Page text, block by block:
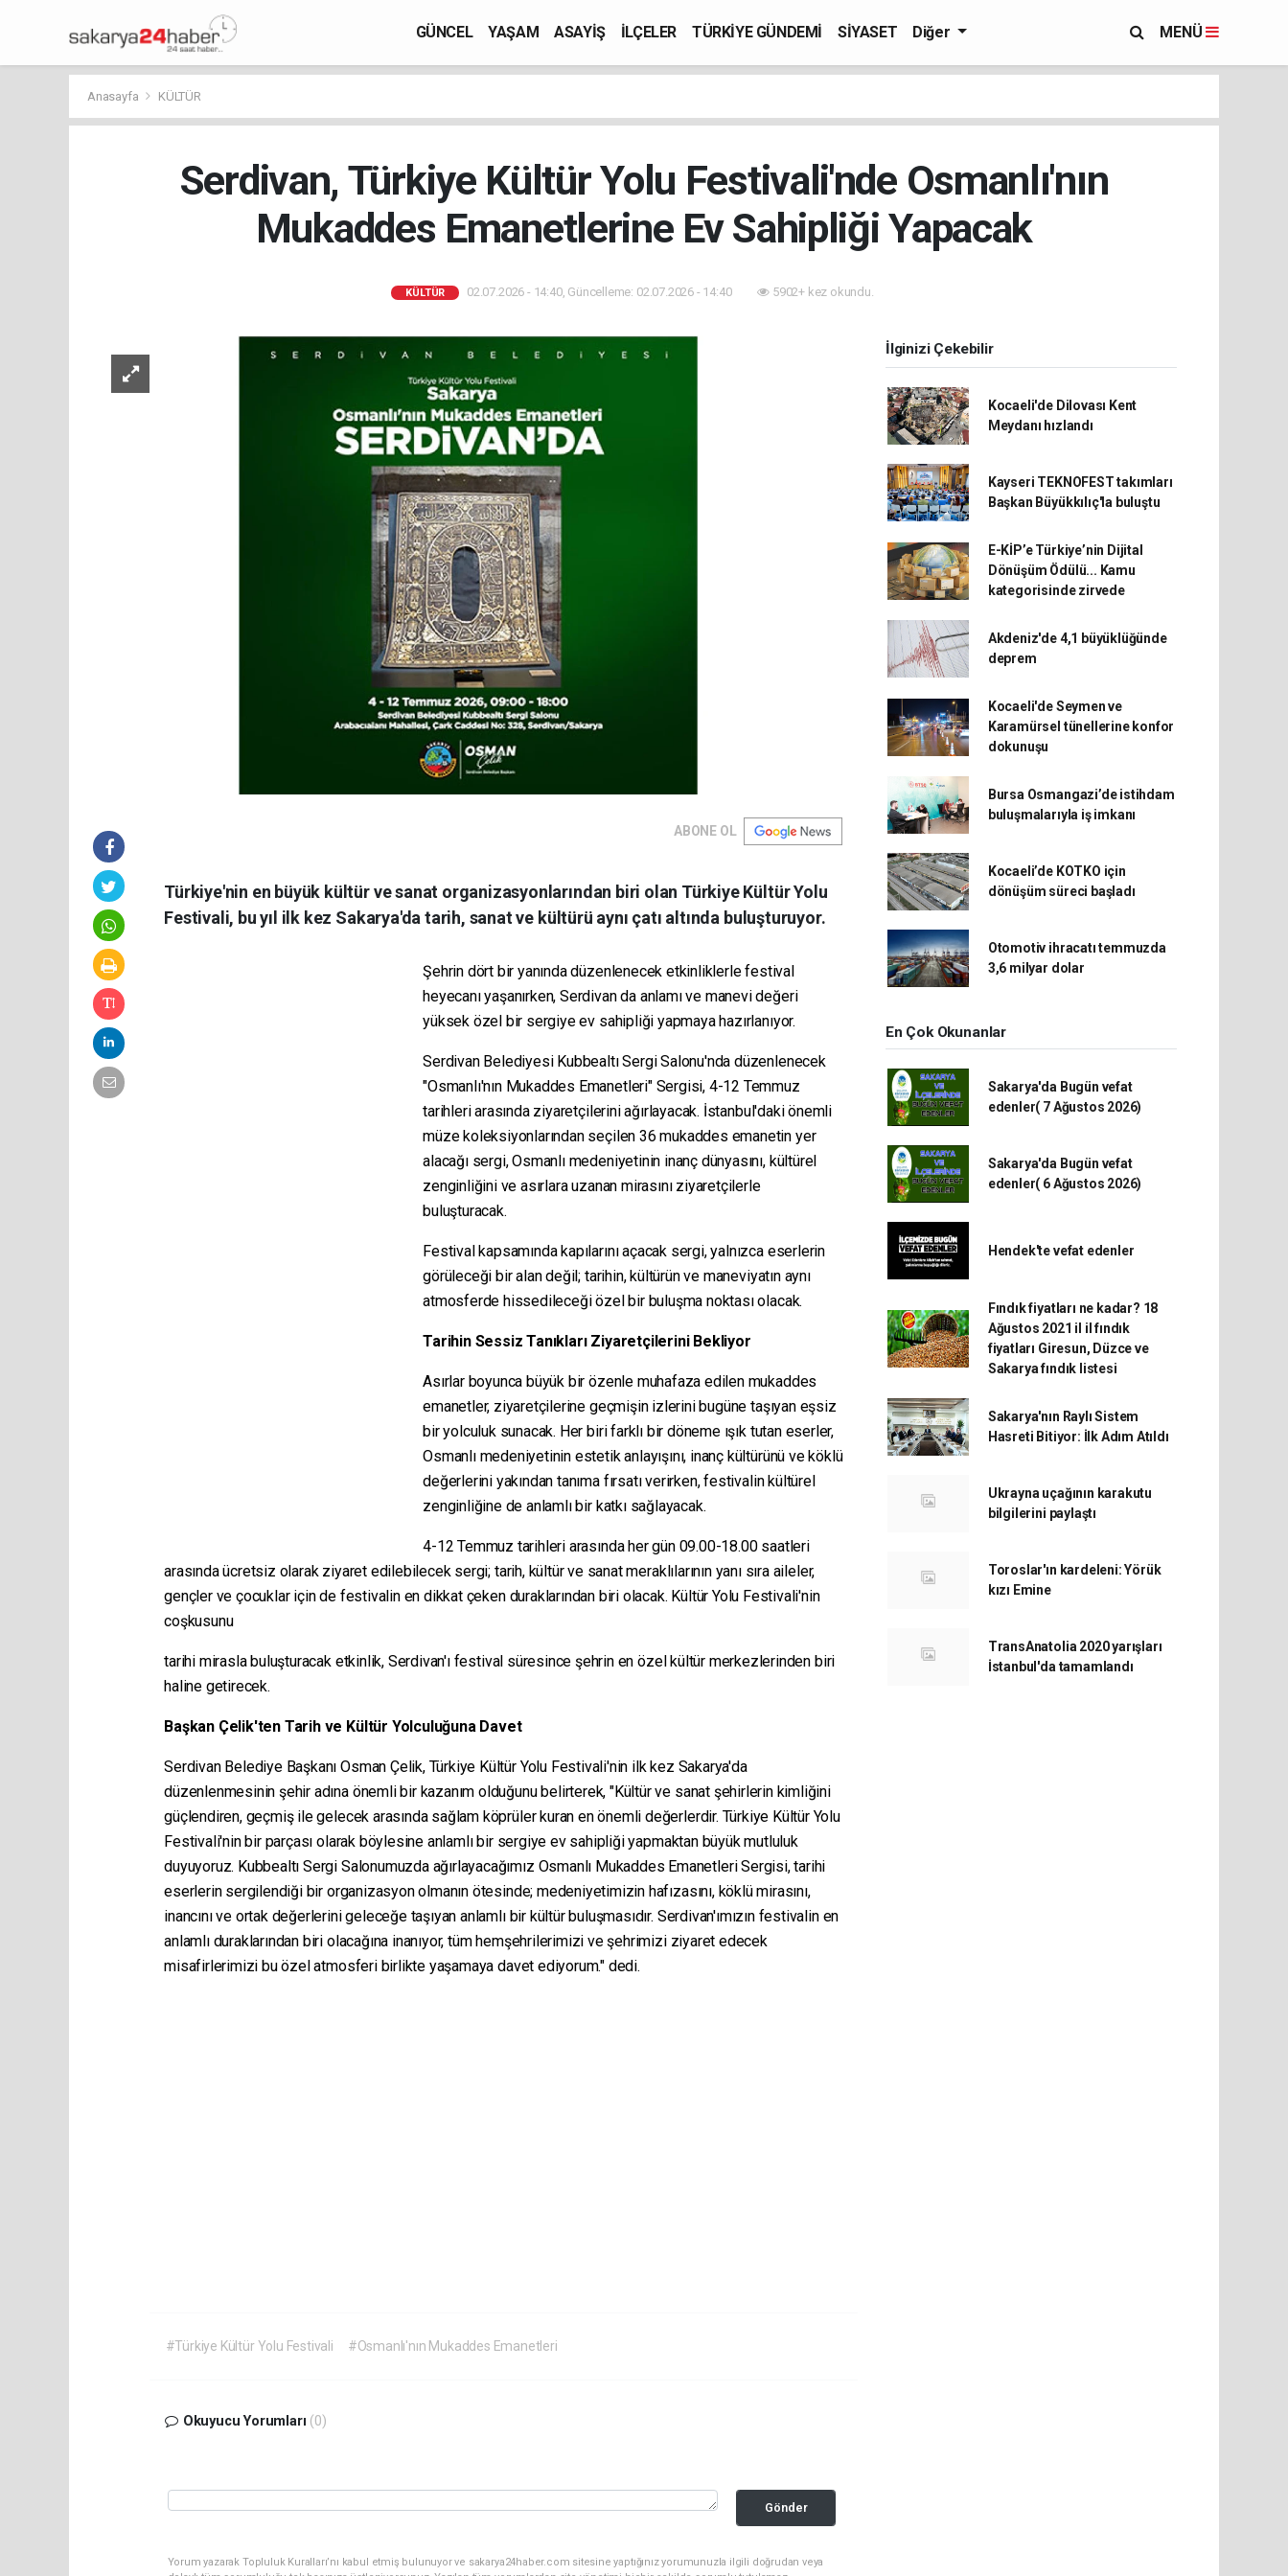
GÜNCEL YAŞAM ASAYİŞ İLÇELER TÜRKİYE GÜNDEMİ SİYASET Diğer MENÜ
Anasayfa KÜLTÜR
Serdivan, Türkiye Kültür Yolu Festivali'nde Osmanlı'nın
Mukaddes Emanetlerine Ev Sahipliği Yapacak
KÜLTÜR 02.07.2026 - 14:40, Güncelleme: 02.07.2026 - 14:40 5902+ kez okundu.
ABONE OL
Türkiye'nin en büyük kültür ve sanat organizasyonlarından biri olan Türkiye Kültür Yolu
Festivali, bu yıl ilk kez Sakarya'da tarih, sanat ve kültürü aynı çatı altında buluşturuyor.
Şehrin dört bir yanında düzenlenecek etkinliklerle festival
heyecanı yaşanırken, Serdivan da anlamı ve manevi değeri
yüksek özel bir sergiye ev sahipliği yapmaya hazırlanıyor.
Serdivan Belediyesi Kubbealtı Sergi Salonu'nda düzenlenecek
"Osmanlı'nın Mukaddes Emanetleri" Sergisi, 4-12 Temmuz
tarihleri arasında ziyaretçilerini ağırlayacak. İstanbul'daki önemli
müze koleksiyonlarından seçilen 36 mukaddes emanetin yer
alacağı sergi, Osmanlı medeniyetinin inanç dünyasını, kültürel
zenginliğini ve asırlara uzanan mirasını ziyaretçilerle
buluşturacak.
Festival kapsamında kapılarını açacak sergi, yalnızca eserlerin
görüleceği bir alan değil; tarihin, kültürün ve maneviyatın aynı
atmosferde hissedileceği özel bir buluşma noktası olacak.
Tarihin Sessiz Tanıkları Ziyaretçilerini Bekliyor
Asırlar boyunca büyük bir özenle muhafaza edilen mukaddes
emanetler, ziyaretçilerine geçmişin izlerini bugüne taşıyan eşsiz
bir yolculuk sunacak. Her biri farklı bir döneme ışık tutan eserler,
Osmanlı medeniyetinin estetik anlayışını, inanç kültürünü ve köklü
değerlerini yakından tanıma fırsatı verirken, festivalin kültürel
zenginliğine de anlamlı bir katkı sağlayacak.
4-12 Temmuz tarihleri arasında her gün 09.00-18.00 saatleri
arasında ücretsiz olarak ziyaret edilebilecek sergi; tarih, kültür ve sanat meraklılarının yanı sıra aileler,
gençler ve çocuklar için de festivalin en dikkat çeken duraklarından biri olacak. Kültür Yolu Festivali'nin
coşkusunu
tarihi mirasla buluşturacak etkinlik, Serdivan'ı festival süresince şehrin en özel kültür merkezlerinden biri
haline getirecek.
Başkan Çelik'ten Tarih ve Kültür Yolculuğuna Davet
Serdivan Belediye Başkanı Osman Çelik, Türkiye Kültür Yolu Festivali'nin ilk kez Sakarya'da
düzenlenmesinin şehir adına önemli bir kazanım olduğunu belirterek, "Kültür ve sanat şehirlerin kimliğini
güçlendiren, geçmiş ile gelecek arasında sağlam köprüler kuran en önemli değerlerdir. Türkiye Kültür Yolu
Festivali'nin bir parçası olarak böylesine anlamlı bir sergiye ev sahipliği yapmaktan büyük mutluluk
duyuyoruz. Kubbealtı Sergi Salonumuzda ağırlayacağımız Osmanlı Mukaddes Emanetleri Sergisi, tarihi
eserlerin sergilendiği bir organizasyon olmanın ötesinde; medeniyetimizin hafızasını, köklü mirasını,
inancını ve ortak değerlerini geleceğe taşıyan anlamlı bir kültür buluşmasıdır. Serdivan'ımızın festivalin en
anlamlı duraklarından biri olacağına inanıyor, tüm hemşehrilerimizi ve şehrimizi ziyaret edecek
misafirlerimizi bu özel atmosferi birlikte yaşamaya davet ediyorum." dedi.
#Türkiye Kültür Yolu Festivali #Osmanlı'nın Mukaddes Emanetleri
Okuyucu Yorumları (0)
Gönder
Yorum yazarak Topluluk Kuralları’nı kabul etmiş bulunuyor ve sakarya24haber.com sitesine yaptığınız yorumunuzla ilgili doğrudan veya
İlginizi Çekebilir
Kocaeli'de Dilovası Kent
Meydanı hızlandı
Kayseri TEKNOFEST takımları
Başkan Büyükkılıç'la buluştu
E-KİP’e Türkiye’nin Dijital
Dönüşüm Ödülü... Kamu
kategorisinde zirvede
Akdeniz'de 4,1 büyüklüğünde
deprem
Kocaeli'de Seymen ve
Karamürsel tünellerine konfor
dokunuşu
Bursa Osmangazi’de istihdam
buluşmalarıyla iş imkanı
Kocaeli’de KOTKO için
dönüşüm süreci başladı
Otomotiv ihracatı temmuzda
3,6 milyar dolar
En Çok Okunanlar
Sakarya'da Bugün vefat
edenler( 7 Ağustos 2026)
Sakarya'da Bugün vefat
edenler( 6 Ağustos 2026)
Hendek'te vefat edenler
Fındık fiyatları ne kadar? 18
Ağustos 2021 il il fındık
fiyatları Giresun, Düzce ve
Sakarya fındık listesi
Sakarya'nın Raylı Sistem
Hasreti Bitiyor: İlk Adım Atıldı
Ukrayna uçağının karakutu
bilgilerini paylaştı
Toroslar'ın kardeleni: Yörük
kızı Emine
TransAnatolia 2020 yarışları
İstanbul'da tamamlandı